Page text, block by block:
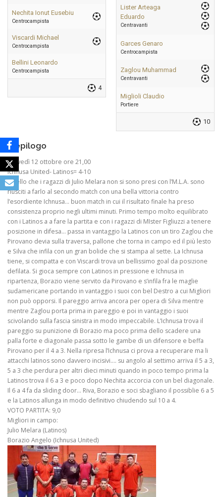
Nechita Ionut Eusebiu
Centrocampista
Viscardi Michael
Centrocampista
Bellini Leonardo
Centrocampista
4
Lister Arteaga
Eduardo
Centravanti
Garces Genaro
Centrocampista
Zaglou Muhammad
Centravanti
Miglioli Claudio
Portiere
10
Riepilogo
Giovedì 12 ottobre ore 21,00
Ichnusa United- Latinos= 4-10
Quello che i ragazzi di Julio Melara non si sono presi con l’M.L.A. sono
riusciti a farlo al secondo match con una bella vittoria contro
l’esordiente Ichnusa… buon match in cui il risultato finale ha preso
consistenza proprio negli ultimi minuti. Primo tempo molto equilibrato
con i Latinos a a fare la partita e con i ragazzi di MIster Figliuzzi a tenere
posizione in difesa… passa in vantaggio la Latinos con un tiro Zaglou che
Pirovano devia sulla traversa, pallone che torna in campo ed il più lesto
e Silva che infila con un gran bolide che si stampa al sette. La Ichnusa
tiene, si compatta e con Viscardi trova un bellissimo goal da posizione
defilata. Si gioca sempre con Latinos in pressione e Ichnusa in
ripartenza, Borazio viene servito da Pirovano e s’infila fra le maglie
sudamericane portando in vantaggio i suoi con bel Destro a cui Migliori
non può opporsi. Il pareggio arriva ancora per opera di Silva mentre
mentre Zaglou porta prima in pareggio e poi in vantaggio i suoi
scivolando sulla fascia sinistra in modo impeccabile. L’Ichnusa trova il
pareggio su punizione di Borazio ma poco prima dello scadere una
palla forte e diagonale passa sotto le gambe di un difensore e beffa
Pirovano per il 4 a 3. Nella ripresa l’Ichnusa ci prova a recuperare ma li
attacchi latinos sono davvero incisivi…. su angolo al settimo arriva il 5 a 3,
5 a 3 che perdura per altri dieci minuti quando in poco tempo prima la
Latinos trova il 6 a 3 e poco dopo Nechita accorcia con un bel diagonale.
Il 6 a 4 fa da sliding door… Riva, Borazio e soci sbagliano il possiblie 6 a 5
e la Latinos allunga in modo definitivo chiudendo sul 10 a 4.
VOTO PARTITA: 9,0
Migliori in campo:
Julio Melara (Latinos)
Borazio Angelo (Ichnusa United)